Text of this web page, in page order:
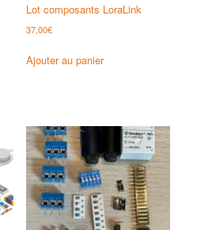
Lot composants LoraLink
37,00€
Ajouter au panier